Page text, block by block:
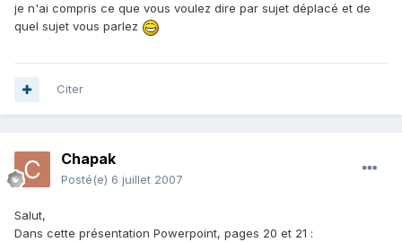
je n'ai compris ce que vous voulez dire par sujet déplacé et de
quel sujet vous parlez
Citer
Chapak
Posté(e) 6 juillet 2007
Salut,
Dans cette présentation Powerpoint, pages 20 et 21 :